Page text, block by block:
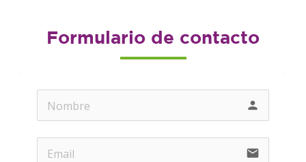
Formulario de contacto
person
email